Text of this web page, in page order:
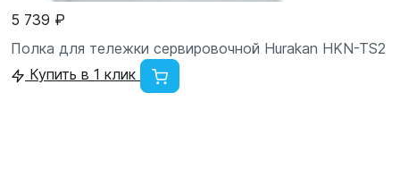
5 739 ₽
Полка для тележки сервировочной Hurakan HKN-TS2
Купить в 1 клик